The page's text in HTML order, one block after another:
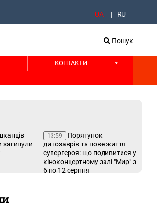
UA RU
Пошук
КОНТАКТИ
загинули
13:59
Порятунок
динозаврів та нове життя
супергероя: що подивитися у
кіноконцертному залі "Мир" з
6 по 12 серпня